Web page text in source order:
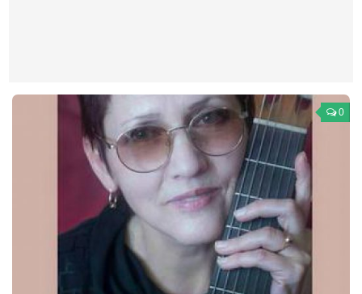
Деньги
Здоровый образ жизни
Активный отдых
0